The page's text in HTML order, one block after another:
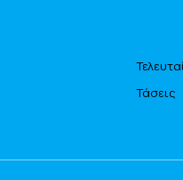
Τάσεις